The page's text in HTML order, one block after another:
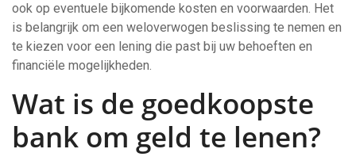
ook op eventuele bijkomende kosten en voorwaarden. Het
is belangrijk om een weloverwogen beslissing te nemen en
te kiezen voor een lening die past bij uw behoeften en
financiële mogelijkheden.
Wat is de goedkoopste
bank om geld te lenen?